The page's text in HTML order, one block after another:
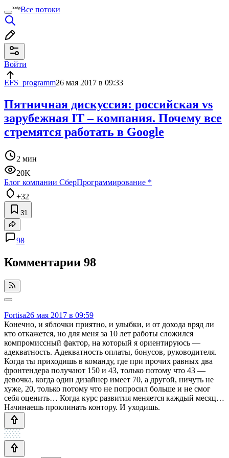
Все потоки
Войти
EFS_programm26 мая 2017 в 09:33
Пятничная дискуссия: российская vs
зарубежная IT – компания. Почему все
стремятся работать в Google
2 мин
20K
Блог компании СберПрограммирование *
+32
31
98
Комментарии 98
Fortisa26 мая 2017 в 09:59
Конечно, и яблочки приятно, и улыбки, и от дохода вряд ли
кто откажется, но для меня за 10 лет работы сложился
компромиссный фактор, на который я ориентируюсь —
адекватность. Адекватность оплаты, бонусов, руководителя.
Когда ты приходишь в команду, где при прочих равных два
фронтендера получают 150 и 43, только потому что 43 —
девочка, когда один дизайнер имеет 70, а другой, ничуть не
хуже, 20, только потому что не попросил больше и не смог
себя оценить… Когда курс развития меняется каждый месяц…
Начинаешь проклинать контору. И уходишь.